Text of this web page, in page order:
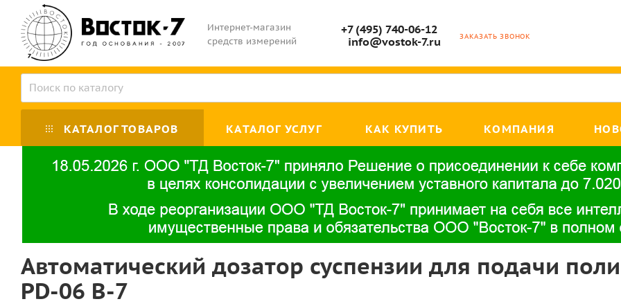
Интернет-магазин
средств измерений
+7 (495) 740-06-12
info@vostok-7.ru
ЗАКАЗАТЬ ЗВОНОК
КАТАЛОГ ТОВАРОВ КАТАЛОГ УСЛУГ КАК КУПИТЬ КОМПАНИЯ
Автоматический дозатор суспензии для подачи
PD-06 B-7